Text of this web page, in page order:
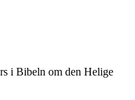
i Bibeln om den Helige